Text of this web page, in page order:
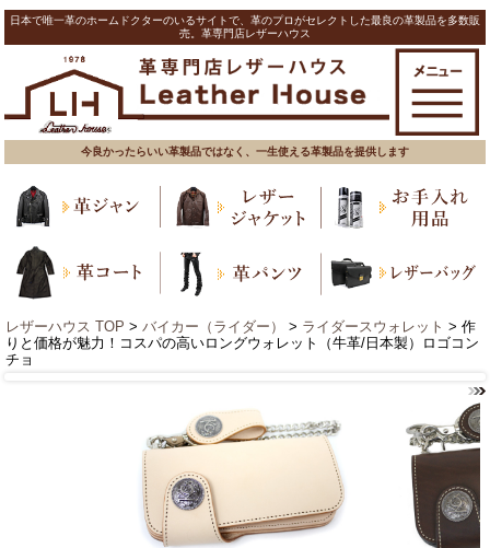
日本で唯一革のホームドクターのいるサイトで、革のプロがセレクトした最良の革製品を多数販
売。革専門店レザーハウス
今良かったらいい革製品ではなく、一生使える革製品を提供します
レザーハウス TOP > バイカー（ライダー） > ライダースウォレット > 作
りと価格が魅力！コスパの高いロングウォレット（牛革/日本製）ロゴコン
チョ